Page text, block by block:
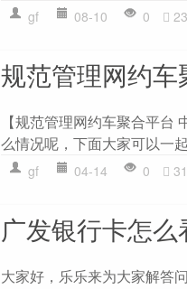
gf 08-10 0
规范管理网约
【规范管理网约车聚合平
么情况呢，下面大家可以一
gf 04-14 0
广发银行卡怎么
大家好，乐乐来为大家解答